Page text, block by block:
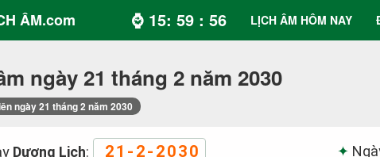
ÂM.com ⌚ 15: 59 : 56 LỊCH ÂM HÔM NAY
ngày 21 tháng 2 năm 2030
ngày 21 tháng 2 năm 2030
Dương Lịch: 21-2-2030